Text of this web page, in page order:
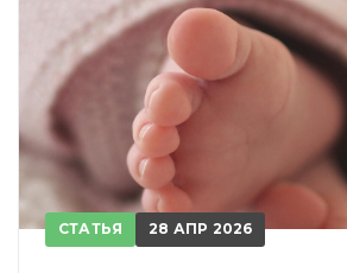
СТАТЬЯ 28 АПР 2026
Приобретено